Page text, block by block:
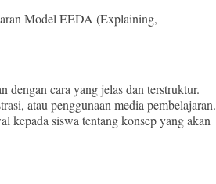
Model EEDA (Explaining,
cara yang jelas dan terstruktur.
atau penggunaan media pembelajaran.
kepada siswa tentang konsep yang akan